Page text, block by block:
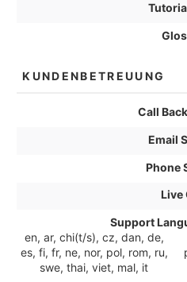
KUNDENBETREUUNG
Call
Email
Phone
Live
Support
en, ar, chi(t/s), cz, dan, de,
es, fi, fr, ne, nor, pol, rom, ru,
swe, thai, viet, mal, it